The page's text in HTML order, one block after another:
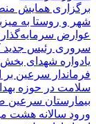
برگزاری همایش
شهر و روستا به
عوارض
سروری رئیس جدید
یادواره شهدای
فرماندار سرعین
سلامت در حوزه
بیمارستان سرعین
ورود سالانه هشت